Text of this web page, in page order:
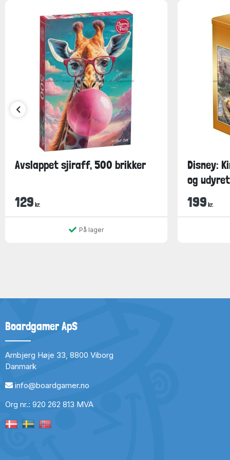
Avslappet sjiraff, 500 brikker
129 kr.
På lager
Disney:
og
199 kr.
Boardgamer ApS
Arnbjerg Høje 33, 8800 Viborg
Danmark
info@boardgamer.no
Org nr.: 920 262 813 MVA